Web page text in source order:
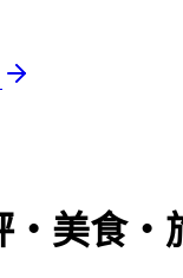
‧美食‧